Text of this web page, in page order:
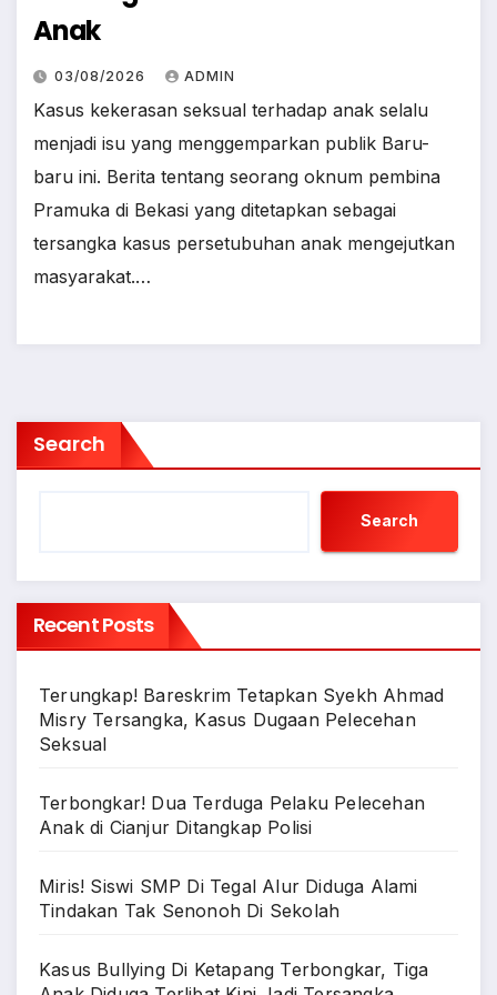
Anak
03/08/2026 ADMIN
Kasus kekerasan seksual terhadap anak selalu
menjadi isu yang menggemparkan publik Baru-
baru ini. Berita tentang seorang oknum pembina
Pramuka di Bekasi yang ditetapkan sebagai
tersangka kasus persetubuhan anak mengejutkan
masyarakat.…
Search
Search
Recent Posts
Terungkap! Bareskrim Tetapkan Syekh Ahmad
Misry Tersangka, Kasus Dugaan Pelecehan
Seksual
Terbongkar! Dua Terduga Pelaku Pelecehan
Anak di Cianjur Ditangkap Polisi
Miris! Siswi SMP Di Tegal Alur Diduga Alami
Tindakan Tak Senonoh Di Sekolah
Kasus Bullying Di Ketapang Terbongkar, Tiga